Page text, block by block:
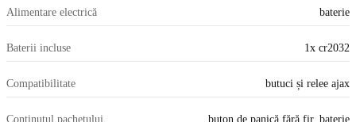
Alimentare electrică baterie
Baterii incluse 1x cr2032
Compatibilitate butuci și relee ajax
Conținutul pachetului buton de panică fără fir, baterie